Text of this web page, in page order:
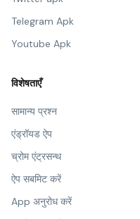
Telegram Apk
Youtube Apk
विशेषताएँ
सामान्य प्रश्न
एंड्रॉयड ऐप
च्रोम एंट्रसन्थ
ऐप सबमिट करें
App अनुरोध करें